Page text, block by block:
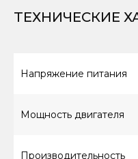
ТЕХНИЧЕСКИЕ
Напряжение питания
Мощность двигателя
Производительность